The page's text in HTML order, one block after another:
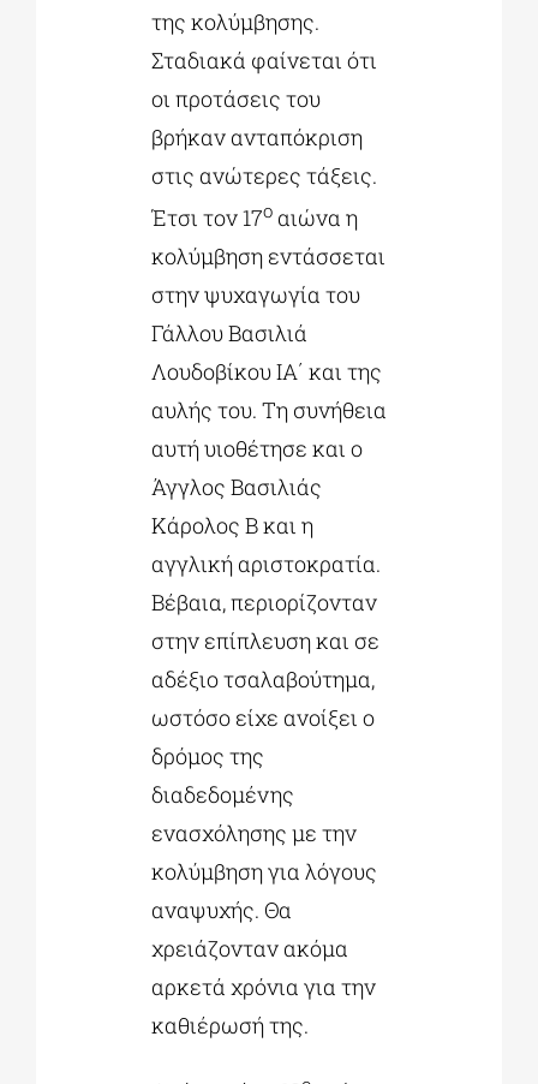
της κολύμβησης.
Σταδιακά φαίνεται ότι
οι προτάσεις του
βρήκαν ανταπόκριση
στις ανώτερες τάξεις.
Έτσι τον 17οαιώνα η
κολύμβηση εντάσσεται
στην ψυχαγωγία του
Γάλλου Βασιλιά
Λουδοβίκου ΙΑ΄ και της
αυλής του. Τη συνήθεια
αυτή υιοθέτησε και ο
Άγγλος Βασιλιάς
Κάρολος Β και η
αγγλική αριστοκρατία.
Βέβαια, περιορίζονταν
στην επίπλευση και σε
αδέξιο τσαλαβούτημα,
ωστόσο είχε ανοίξει ο
δρόμος της
διαδεδομένης
ενασχόλησης με την
κολύμβηση για λόγους
αναψυχής. Θα
χρειάζονταν ακόμα
αρκετά χρόνια για την
καθιέρωσή της.